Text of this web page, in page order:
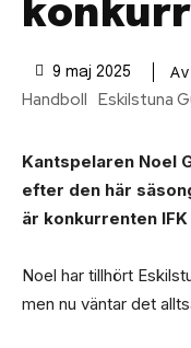
9 maj 2025 Av
Handboll Eskilstuna
Kantspelaren Noel
efter den här
är konkurrenten
Noel har tillhört
men nu väntar det